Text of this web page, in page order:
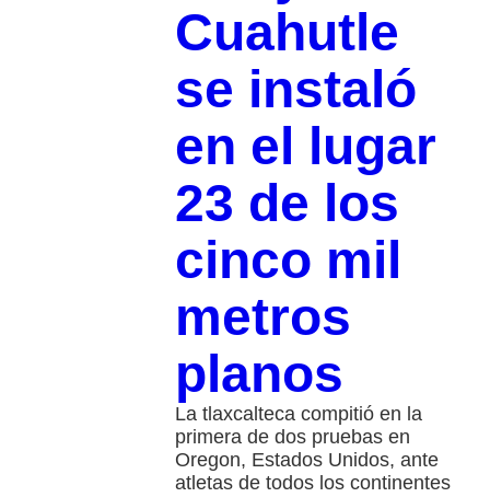
Cuahutle
se instaló
en el lugar
23 de los
cinco mil
metros
planos
La tlaxcalteca compitió en la
primera de dos pruebas en
Oregon, Estados Unidos, ante
atletas de todos los continentes